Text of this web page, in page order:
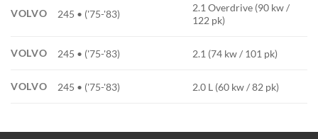
VOLVO 245 • ('75-'83)
2.1 Overdrive (90 kw /
122 pk)
VOLVO 245 • ('75-'83) 2.1 (74 kw / 101 pk)
VOLVO 245 • ('75-'83) 2.0 L (60 kw / 82 pk)